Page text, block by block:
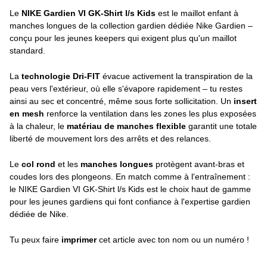
Le NIKE Gardien VI GK-Shirt l/s Kids est le maillot enfant à
manches longues de la collection gardien dédiée Nike Gardien –
conçu pour les jeunes keepers qui exigent plus qu'un maillot
standard.
La technologie Dri-FIT évacue activement la transpiration de la
peau vers l'extérieur, où elle s'évapore rapidement – tu restes
ainsi au sec et concentré, même sous forte sollicitation. Un insert
en mesh renforce la ventilation dans les zones les plus exposées
à la chaleur, le matériau de manches flexible garantit une totale
liberté de mouvement lors des arrêts et des relances.
Le col rond et les manches longues protègent avant-bras et
coudes lors des plongeons. En match comme à l'entraînement :
le NIKE Gardien VI GK-Shirt l/s Kids est le choix haut de gamme
pour les jeunes gardiens qui font confiance à l'expertise gardien
dédiée de Nike.
Tu peux faire imprimercet article avec ton nom ou un numéro !